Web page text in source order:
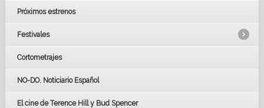
Próximos estrenos
Festivales
LOS OSCARS
GOYAS
BAFTA
Cortometrajes
NO-DO. Noticiario Español
El cine de Terence Hill y Bud Spencer